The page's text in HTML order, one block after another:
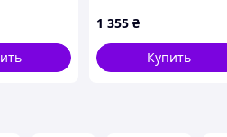
1 355 ₴
Купить